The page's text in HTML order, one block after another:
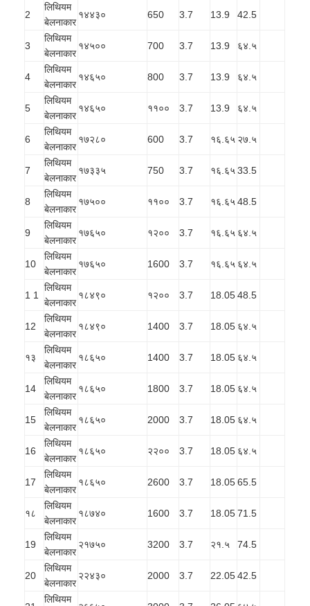
2
लिथियम
बेलनाकार
१४४३० 650 3.7 13.9 42.5
3
लिथियम
बेलनाकार
१४५०० 700 3.7 13.9 ६४.५
4
लिथियम
बेलनाकार
१४६५० 800 3.7 13.9 ६४.५
5
लिथियम
बेलनाकार
१४६५० ११०० 3.7 13.9 ६४.५
6
लिथियम
बेलनाकार
१७२८० 600 3.7 १६.६५ २७.५
7
लिथियम
बेलनाकार
१७३३५ 750 3.7 १६.६५ 33.5
8
लिथियम
बेलनाकार
१७५०० ११०० 3.7 १६.६५ 48.5
9
लिथियम
बेलनाकार
१७६५० १२०० 3.7 १६.६५ ६४.५
10
लिथियम
बेलनाकार
१७६५० 1600 3.7 १६.६५ ६४.५
1 1
लिथियम
बेलनाकार
१८४९० १२०० 3.7 18.05 48.5
12
लिथियम
बेलनाकार
१८४९० 1400 3.7 18.05 ६४.५
१३
लिथियम
बेलनाकार
१८६५० 1400 3.7 18.05 ६४.५
14
लिथियम
बेलनाकार
१८६५० 1800 3.7 18.05 ६४.५
15
लिथियम
बेलनाकार
१८६५० 2000 3.7 18.05 ६४.५
16
लिथियम
बेलनाकार
१८६५० २२०० 3.7 18.05 ६४.५
17
लिथियम
बेलनाकार
१८६५० 2600 3.7 18.05 65.5
१८
लिथियम
बेलनाकार
१८७४० 1600 3.7 18.05 71.5
19
लिथियम
बेलनाकार
२१७५० 3200 3.7 २१.५ 74.5
20
लिथियम
बेलनाकार
२२४३० 2000 3.7 22.05 42.5
लिथियम